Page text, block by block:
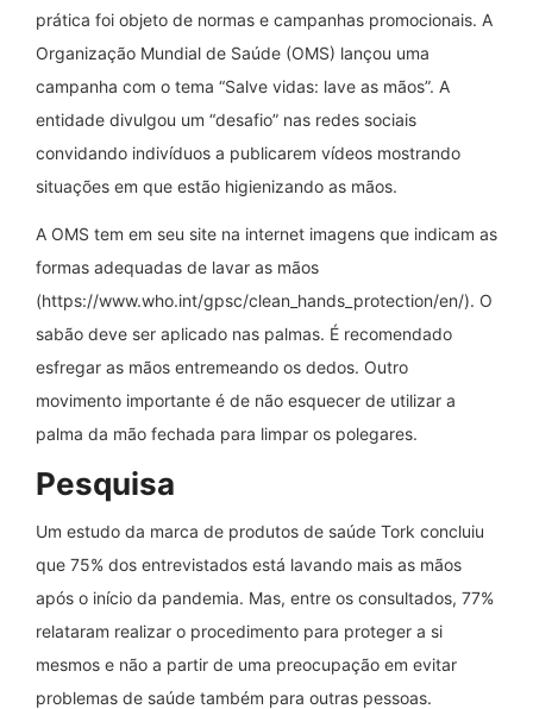
prática foi objeto de normas e campanhas promocionais. A
Organização Mundial de Saúde (OMS) lançou uma
campanha com o tema “Salve vidas: lave as mãos”. A
entidade divulgou um “desafio” nas redes sociais
convidando indivíduos a publicarem vídeos mostrando
situações em que estão higienizando as mãos.
A OMS tem em seu site na internet imagens que indicam as
formas adequadas de lavar as mãos
(https://www.who.int/gpsc/clean_hands_protection/en/). O
sabão deve ser aplicado nas palmas. É recomendado
esfregar as mãos entremeando os dedos. Outro
movimento importante é de não esquecer de utilizar a
palma da mão fechada para limpar os polegares.
Pesquisa
Um estudo da marca de produtos de saúde Tork concluiu
que 75% dos entrevistados está lavando mais as mãos
após o início da pandemia. Mas, entre os consultados, 77%
relataram realizar o procedimento para proteger a si
mesmos e não a partir de uma preocupação em evitar
problemas de saúde também para outras pessoas.